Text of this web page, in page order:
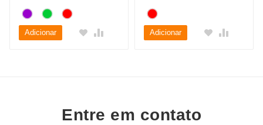
Adicionar Adicionar
Entre em contato